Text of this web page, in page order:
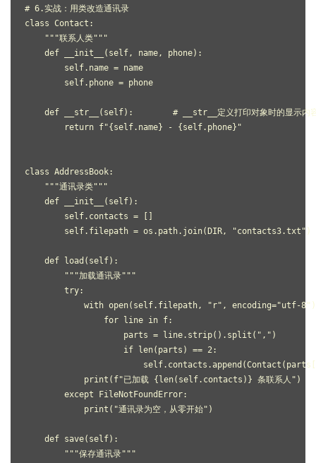
# 6.实战：用类改造通讯录
class Contact:
    """联系人类"""
    def __init__(self, name, phone):
        self.name = name
        self.phone = phone
def __str__(self):        # __str__定义打印对象时的显示内
        return f"{self.name} - {self.phone}"
class AddressBook:
    """通讯录类"""
    def __init__(self):
        self.contacts = []
        self.filepath = os.path.join(DIR, "contacts3.txt")
    def load(self):
        """加载通讯录"""
        try:
with open(self.filepath, "r", encoding="utf-
                for line in f:
                    parts = line.strip().split(",")
                    if len(parts) == 2:
            print(f"已加载 {len(self.contacts)} 条联系人")
        except FileNotFoundError:
            print("通讯录为空，从零开始")
    def save(self):
        """保存通讯录"""